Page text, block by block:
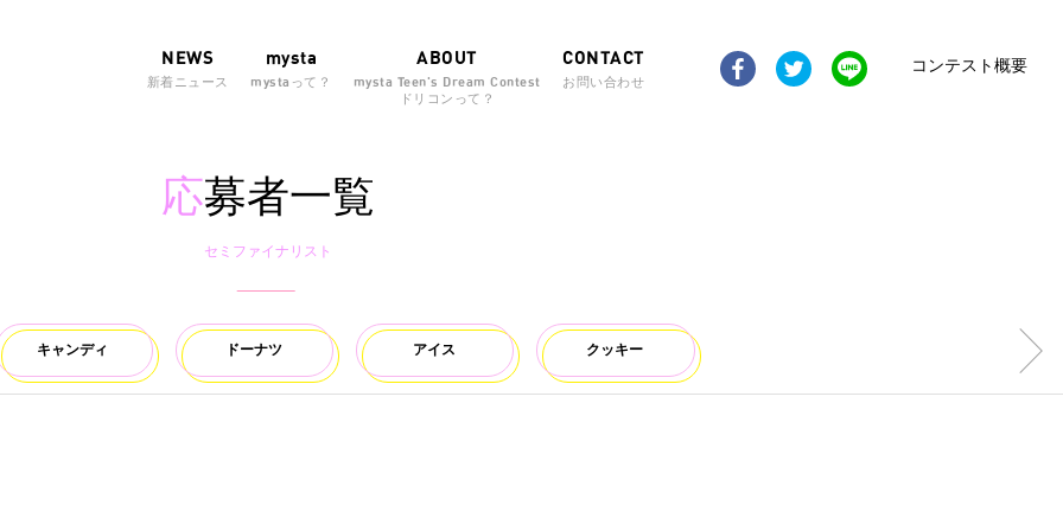
NEWS
新着ニュース
mysta
mystaって？
ABOUT
mysta Teen's Dream Contest
ドリコンって？
CONTACT
お問い合わせ
コンテスト概要
応募者一覧
セミファイナリスト
キャンディ ドーナツ アイス クッキー